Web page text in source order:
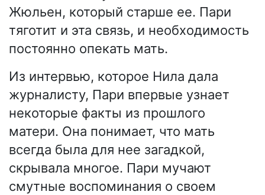
Жюльен, который старше ее. Пари
тяготит и эта связь, и необходимость
постоянно опекать мать.
Из интервью, которое Нила дала
журналисту, Пари впервые узнает
некоторые факты из прошлого
матери. Она понимает, что мать
всегда была для нее загадкой,
скрывала многое. Пари мучают
смутные воспоминания о своем